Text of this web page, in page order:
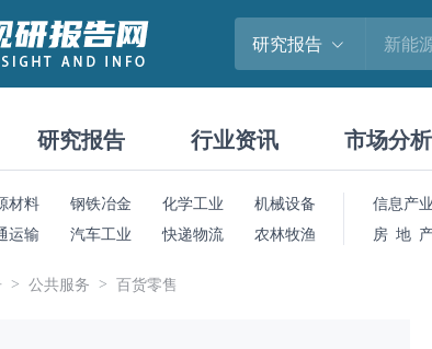
研究报告
研究报告 行业资讯 市场分析
材料 钢铁冶金 化学工业
机械设备
运输 汽车工业 快递物流 农林牧渔
信息产业
房 地
公共服务 百货零售